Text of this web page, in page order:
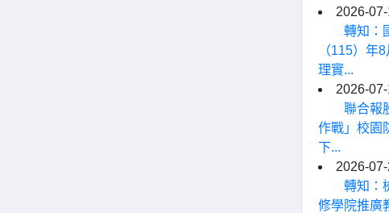
2026-
轉知：
（115）年
理實...
2026-
聯合報
作戰」校園
下...
2026-
轉知：
修學院推廣